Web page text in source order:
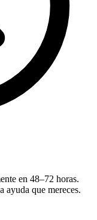
en 48–72 horas.
ayuda que mereces.